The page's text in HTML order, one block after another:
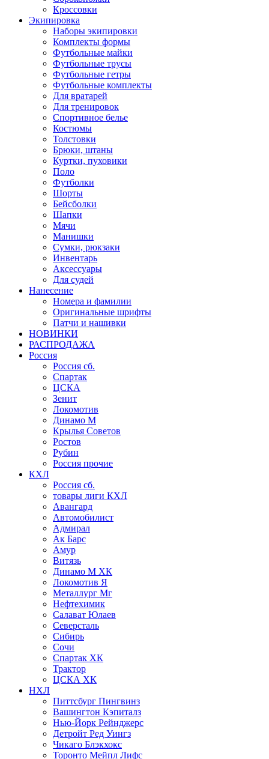
Кроссовки
Экипировка
Наборы экипировки
Комплекты формы
Футбольные майки
Футбольные трусы
Футбольные гетры
Футбольные комплекты
Для вратарей
Для тренировок
Спортивное белье
Костюмы
Толстовки
Брюки, штаны
Куртки, пуховики
Поло
Футболки
Шорты
Бейсболки
Шапки
Мячи
Манишки
Сумки, рюкзаки
Инвентарь
Аксессуары
Для судей
Нанесение
Номера и фамилии
Оригинальные шрифты
Патчи и нашивки
НОВИНКИ
РАСПРОДАЖА
Россия
Россия сб.
Спартак
ЦСКА
Зенит
Локомотив
Динамо М
Крылья Советов
Ростов
Рубин
Россия прочие
КХЛ
Россия сб.
товары лиги КХЛ
Авангард
Автомобилист
Адмирал
Ак Барс
Амур
Витязь
Динамо М ХК
Локомотив Я
Металлург Мг
Нефтехимик
Салават Юлаев
Северсталь
Сибирь
Сочи
Спартак ХК
Трактор
ЦСКА ХК
НХЛ
Питтсбург Пингвинз
Вашингтон Кэпиталз
Нью-Йорк Рейнджерс
Детройт Ред Уингз
Чикаго Блэкхокс
Торонто Мейпл Лифс